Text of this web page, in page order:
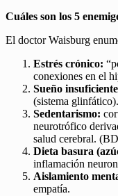
Cuáles son los 5
El doctor Waisburg
Estrés crónico:
conexiones en el
Sueño
(sistema glinfático).
Sedentarismo:
neurotrófico
salud cerebral.
Dieta basura
inflamación
Aislamiento
empatía.